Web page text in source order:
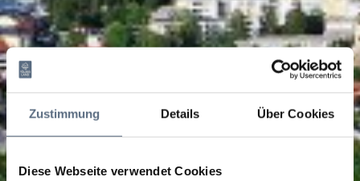
Zustimmung Details Über Cookies
Diese Webseite verwendet Cookies